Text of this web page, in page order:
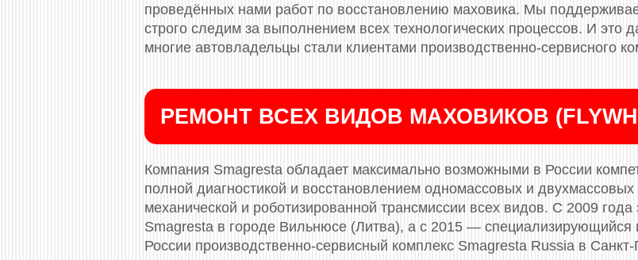
проведённых нами работ по восстановлению маховика. Мы
строго следим за выполнением всех технологических процессов. И это
многие автовладельцы стали клиентами производственно-сервисного
РЕМОНТ ВСЕХ ВИДОВ МАХОВИКОВ
Компания Smagresta обладает максимально возможными в России
полной диагностикой и восстановлением одномассовых и
механической и роботизированной трансмиссии всех видов. С 2009 года
Smagresta в городе Вильнюсе (Литва), а с 2015 — специализирующийся
России производственно-сервисный комплекс Smagresta Russia в Санкт-